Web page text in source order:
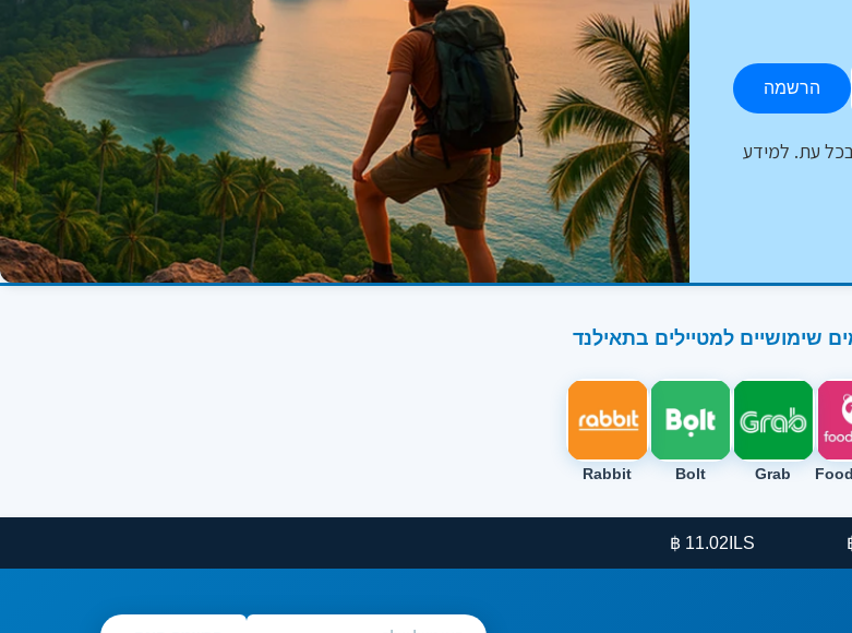
הרשמה
בכל עת. למידע
שימושיים למטיילים בתאילנד
Grab
Bolt
Rabbit
44.76 ฿
ILS
11.02 ฿